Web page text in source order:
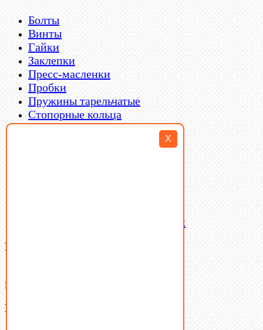
X
Болты
Винты
Гайки
Заклепки
Пресс-масленки
Пробки
Пружины тарельчатые
Стопорные кольца
Такелаж
Латунный и бронзовый крепеж
Ваша корзина
В корзине нет товаров.
Поиск